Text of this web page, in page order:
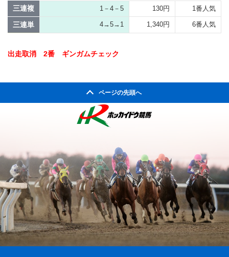
三連複 1－4－5 130円 1番人気
三連単 4→5→1 1,340円 6番人気
出走取消 2番 ギンガムチェック
ページの先頭へ